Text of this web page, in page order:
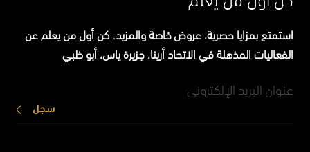
استمتع بمزايا حصرية، عروض خاصة والمزيد. كن أول من يعلم عن
الفعاليات المذهلة في الاتحاد أرينا، جزيرة ياس، أبو ظبي
سجل